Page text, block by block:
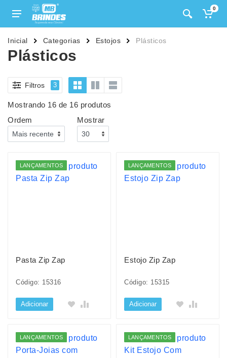
0
Inicial Categorias Estojos Plásticos
Plásticos
Filtros 3
Mostrando 16 de 16 produtos
Ordem
Mostrar
LANÇAMENTOS
Pasta Zip Zap
Código: 15316
Adicionar
LANÇAMENTOS
Estojo Zip Zap
Código: 15315
Adicionar
LANÇAMENTOS LANÇAMENTOS